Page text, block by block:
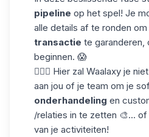
pipeline op het spel! Je
alle details af te ronden om
transactie te garanderen,
beginnen. 😱
🤷🏻‍♀️ Hier zal Waalaxy je
aan jou of je team om je
onderhandeling en
/relaties in te zetten 🎨...
van je activiteiten!